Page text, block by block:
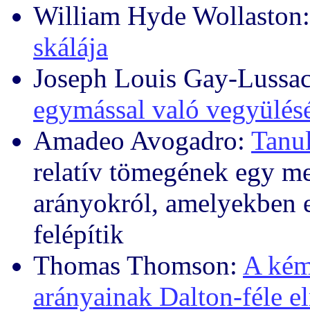
William Hyde
skálája
Joseph Louis Gay-
egymással való
Amadeo Avogadro:
relatív tömegének egy
arányokról, amelyekben
felépítik
Thomas Thomson: A
arányainak Dalton-féle